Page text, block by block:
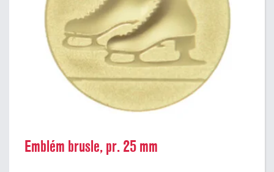
Emblém brusle, pr. 25 mm